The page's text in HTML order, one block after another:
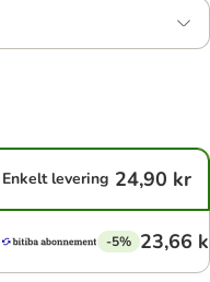
Enkelt levering 24,90 kr
-5% 23,66